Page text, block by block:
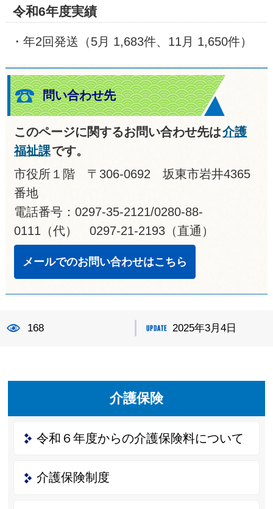
令和6年度実績
・年2回発送（5月 1,683件、11月 1,650件）
問い合わせ先
このページに関するお問い合わせ先は介護
福祉課です。
市役所１階 〒306-0692 坂東市岩井4365
番地
電話番号：0297-35-2121/0280-88-
0111（代） 0297-21-2193（直通）
メールでのお問い合わせはこちら
168 2025年3月4日
介護保険
令和６年度からの介護保険料について
介護保険制度